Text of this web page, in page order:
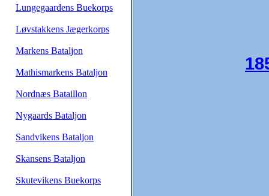
Lungegaardens Buekorps
Løvstakkens Jægerkorps
Markens Bataljon
Mathismarkens Bataljon
Nordnæs Bataillon
Nygaards Bataljon
Sandvikens Bataljon
Skansens Bataljon
Skutevikens Buekorps